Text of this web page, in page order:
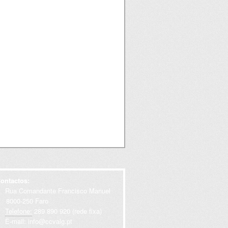
Rua Comandante Francisco Manuel
250 Faro
Telefone: 289 890 920 (rede fixa)
E-mail: info@ccvalg.pt